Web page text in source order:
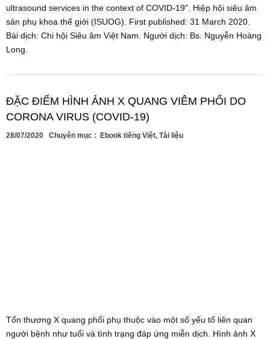
ultrasound services in the context of COVID‐19". Hiệp hội siêu âm
sản phụ khoa thế giới (ISUOG). First published: 31 March 2020.
Bài dịch: Chi hội Siêu âm Việt Nam. Người dịch: Bs. Nguyễn Hoàng
Long.
ĐẶC ĐIỂM HÌNH ẢNH X QUANG VIÊM PHỔI DO
CORONA VIRUS (COVID-19)
28/07/2020 Chuyên mục : Ebook tiếng Việt, Tài liệu
Tổn thương X quang phổi phụ thuộc vào một số yếu tố liên quan
người bệnh như tuổi và tình trạng đáp ứng miễn dịch. Hình ảnh X